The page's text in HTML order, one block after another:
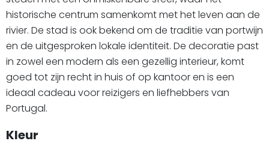
historische centrum samenkomt met het leven aan de
rivier. De stad is ook bekend om de traditie van portwijn
en de uitgesproken lokale identiteit. De decoratie past
in zowel een modern als een gezellig interieur, komt
goed tot zijn recht in huis of op kantoor en is een
ideaal cadeau voor reizigers en liefhebbers van
Portugal.
Kleur